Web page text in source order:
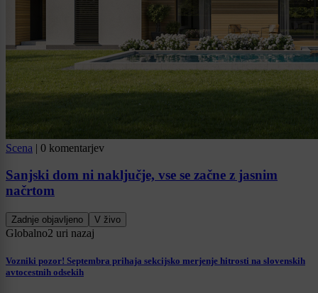
Scena | 0 komentarjev
Sanjski dom ni naključje, vse se začne z jasnim
načrtom
Zadnje objavljeno V živo
Globalno2 uri nazaj
Vozniki pozor! Septembra prihaja sekcijsko merjenje hitrosti na slovenskih
avtocestnih odsekih